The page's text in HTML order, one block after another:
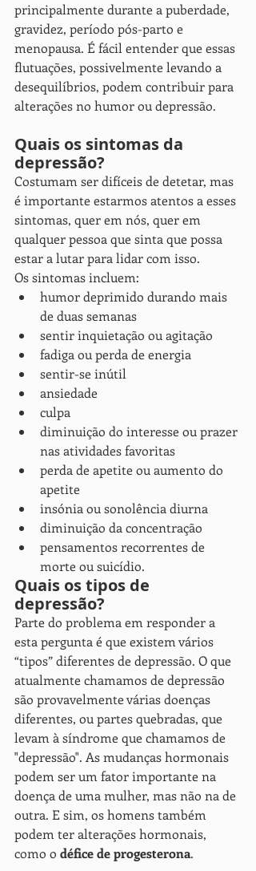
principalmente durante a puberdade,
gravidez, período pós-parto e
menopausa. É fácil entender que essas
flutuações, possivelmente levando a
desequilíbrios, podem contribuir para
alterações no humor ou depressão.
Quais os sintomas da
depressão?
Costumam ser difíceis de detetar, mas
é importante estarmos atentos a esses
sintomas, quer em nós, quer em
qualquer pessoa que sinta que possa
estar a lutar para lidar com isso.
Os sintomas incluem:
humor deprimido durando mais
de duas semanas
sentir inquietação ou agitação
fadiga ou perda de energia
sentir-se inútil
ansiedade
culpa
diminuição do interesse ou prazer
nas atividades favoritas
perda de apetite ou aumento do
apetite
insónia ou sonolência diurna
diminuição da concentração
pensamentos recorrentes de
morte ou suicídio.
Quais os tipos de
depressão?
Parte do problema em responder a
esta pergunta é que existem vários
“tipos” diferentes de depressão. O que
atualmente chamamos de depressão
são provavelmente várias doenças
diferentes, ou partes quebradas, que
levam à síndrome que chamamos de
"depressão". As mudanças hormonais
podem ser um fator importante na
doença de uma mulher, mas não na de
outra. E sim, os homens também
podem ter alterações hormonais,
como o défice de progesterona.